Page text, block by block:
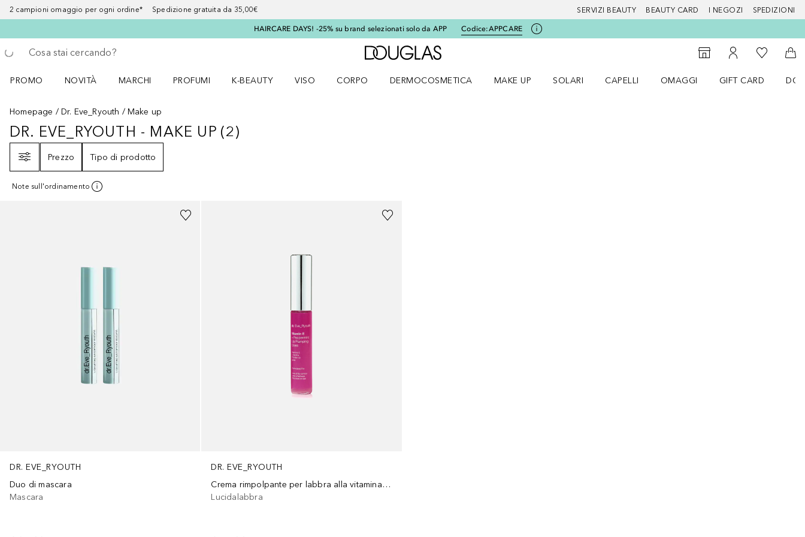
2 campioni omaggio per ogni ordine* Spedizione gratuita da 35,00€ SERVIZI BEAUTY BEAUTY CARD I NEGOZI SPEDIZIONI
HAIRCARE DAYS! -25% su brand selezionati solo da APP Codice:APPCARE
Torna indietro
Esegui ricerca
A Douglas Home
StorefinderAl Mio Account
Alla Mia
Al
PROMO
NOVITÀ
MARCHI
PROFUMI
K-BEAUTY
VISO
CORPO
DERMOCOSMETICA
MAKE UP
SOLARI
CAPELLI
OMAGGI
GIFT CARD
Homepage Dr. Eve_Ryouth Make up
DR. EVE_RYOUTH - MAKE UP2
DR. EVE_RYOUTH - MAKE UP (2)
Prezzo
Tipo di prodotto
Note sull'ordinamento
DR. EVE_RYOUTH
Duo di mascara
Mascara
DR. EVE_RYOUTH
Crema rimpolpante per labbra alla vitamina E e menta piperita
Lucidalabbra